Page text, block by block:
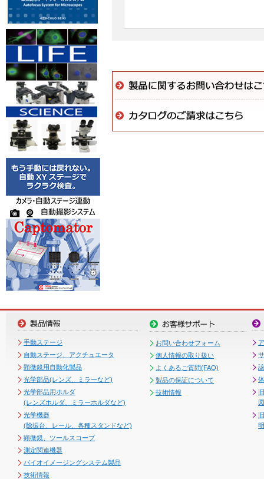
手動ステージ
自動ステージ、アクチュエータ
顕微鏡用自動化製品
光学部品(レンズ、ミラーなど)
光学部品用ホルダ
(レンズホルダ、ミラーホルダなど)
光学機器
(除振台、レール、各種スタンドなど)
顕微鏡、ツールスコープ
測定関連機器
バイオイメージングシステム製品
技術情報
お問い合わせフォーム
個人情報の取り扱い
よくあるご質問(FAQ)
製品の保証について
技術情報